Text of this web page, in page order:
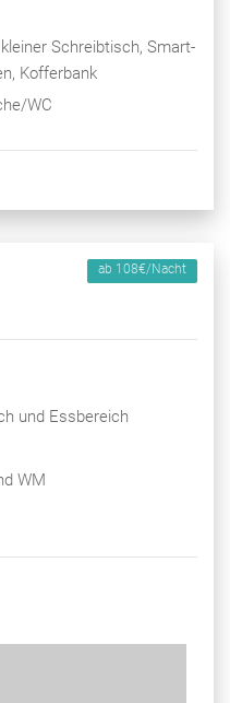
Schreibtisch, Smart-
Kofferbank
WC
ab 108€/Nacht
und Essbereich
WM